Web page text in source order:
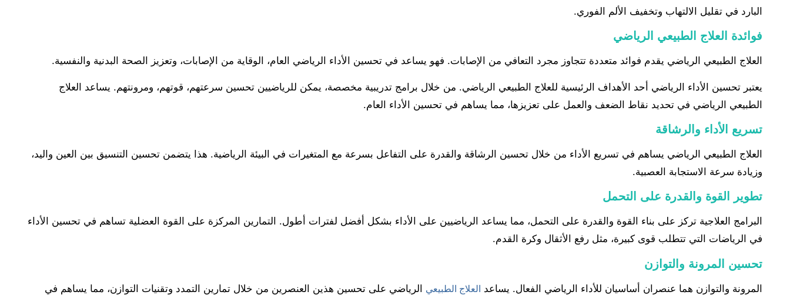
البارد في تقليل الالتهاب وتخفيف الألم الفوري.
فوائدة العلاج الطبيعي الرياضي
العلاج الطبيعي الرياضي يقدم فوائد متعددة تتجاوز مجرد التعافي من الإصابات. فهو يساعد في تحسين الأداء الرياضي العام، الوقاية من الإصابات، وتعزيز الصحة البدنية والنفسية.
يعتبر تحسين الأداء الرياضي أحد الأهداف الرئيسية للعلاج الطبيعي الرياضي. من خلال برامج تدريبية مخصصة، يمكن للرياضيين تحسين سرعتهم، قوتهم، ومرونتهم. يساعد العلاج
الطبيعي الرياضي في تحديد نقاط الضعف والعمل على تعزيزها، مما يساهم في تحسين الأداء العام.
تسريع الأداء والرشاقة
العلاج الطبيعي الرياضي يساهم في تسريع الأداء من خلال تحسين الرشاقة والقدرة على التفاعل بسرعة مع المتغيرات في البيئة الرياضية. هذا يتضمن تحسين التنسيق بين العين واليد،
وزيادة سرعة الاستجابة العصبية.
تطوير القوة والقدرة على التحمل
البرامج العلاجية تركز على بناء القوة والقدرة على التحمل، مما يساعد الرياضيين على الأداء بشكل أفضل لفترات أطول. التمارين المركزة على القوة العضلية تساهم في تحسين الأداء
في الرياضات التي تتطلب قوى كبيرة، مثل رفع الأثقال وكرة القدم.
تحسين المرونة والتوازن
المرونة والتوازن هما عنصران أساسيان للأداء الرياضي الفعال. يساعد العلاج الطبيعي
الرياضي على تحسين هذين العنصرين من خلال تمارين التمدد وتقنيات التوازن، مما يساهم في